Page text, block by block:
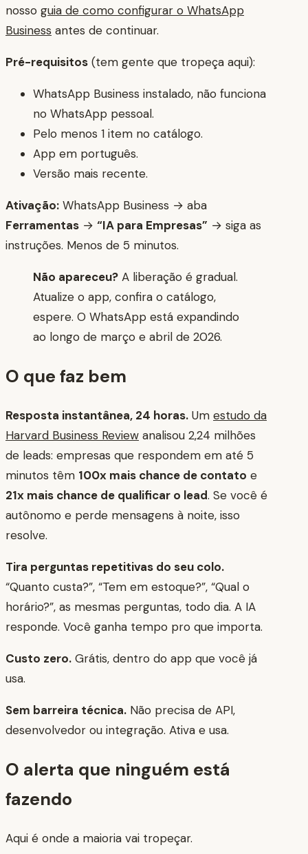
nosso guia de como configurar o WhatsApp
Business antes de continuar.
Pré-requisitos (tem gente que tropeça aqui):
WhatsApp Business instalado, não funciona
no WhatsApp pessoal.
Pelo menos 1 item no catálogo.
App em português.
Versão mais recente.
Ativação: WhatsApp Business → aba
Ferramentas → “IA para Empresas” → siga as
instruções. Menos de 5 minutos.
Não apareceu? A liberação é gradual.
Atualize o app, confira o catálogo,
espere. O WhatsApp está expandindo
ao longo de março e abril de 2026.
O que faz bem
Resposta instantânea, 24 horas. Um estudo da
Harvard Business Review analisou 2,24 milhões
de leads: empresas que respondem em até 5
minutos têm 100x mais chance de contato e
21x mais chance de qualificar o lead. Se você é
autônomo e perde mensagens à noite, isso
resolve.
Tira perguntas repetitivas do seu colo.
“Quanto custa?”, “Tem em estoque?”, “Qual o
horário?”, as mesmas perguntas, todo dia. A IA
responde. Você ganha tempo pro que importa.
Custo zero. Grátis, dentro do app que você já
usa.
Sem barreira técnica. Não precisa de API,
desenvolvedor ou integração. Ativa e usa.
O alerta que ninguém está
fazendo
Aqui é onde a maioria vai tropeçar.